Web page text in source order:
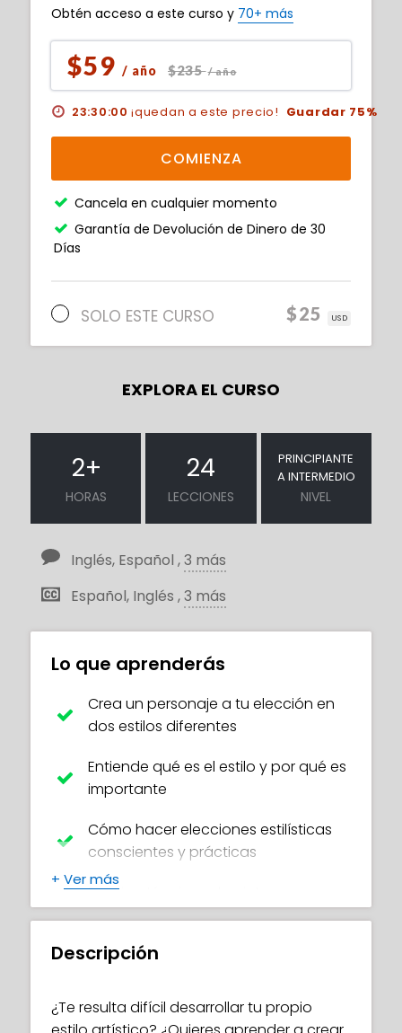
Obtén acceso a este curso y 70+ más
$59 / año $235/ año
23:29:59 ¡quedan a este precio! Guardar 75%
COMIENZA
Cancela en cualquier momento
Garantía de Devolución de Dinero de 30
Días
SOLO ESTE CURSO $25 USD
EXPLORA EL CURSO
2+
HORAS
24
LECCIONES
PRINCIPIANTE
A INTERMEDIO
NIVEL
Inglés, Español ,3 más
Español, Inglés ,3 más
Lo que aprenderás
Crea un personaje a tu elección en
dos estilos diferentes
Entiende qué es el estilo y por qué es
importante
Cómo hacer elecciones estilísticas
conscientes y prácticas
Domina técnicas de pintura y
Aprende el método único de diseño
inspirado y trabajar eficientemente
+ Ver más
Descripción
¿Te resulta difícil desarrollar tu propio